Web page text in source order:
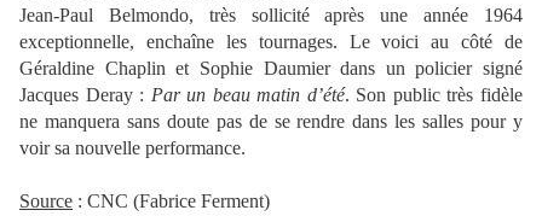
Jean-Paul Belmondo, très sollicité après une année 1964
exceptionnelle, enchaîne les tournages. Le voici au côté de
Géraldine Chaplin et Sophie Daumier dans un policier signé
Jacques Deray : Par un beau matin d’été. Son public très fidèle
ne manquera sans doute pas de se rendre dans les salles pour y
voir sa nouvelle performance.
Source : CNC (Fabrice Ferment)